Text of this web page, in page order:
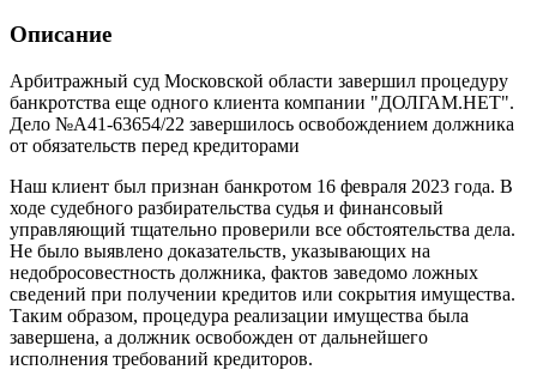
Описание
Арбитражный суд Московской области завершил процедуру
банкротства еще одного клиента компании "ДОЛГАМ.НЕТ".
Дело №А41-63654/22 завершилось освобождением должника
от обязательств перед кредиторами
Наш клиент был признан банкротом 16 февраля 2023 года. В
ходе судебного разбирательства судья и финансовый
управляющий тщательно проверили все обстоятельства дела.
Не было выявлено доказательств, указывающих на
недобросовестность должника, фактов заведомо ложных
сведений при получении кредитов или сокрытия имущества.
Таким образом, процедура реализации имущества была
завершена, а должник освобожден от дальнейшего
исполнения требований кредиторов.